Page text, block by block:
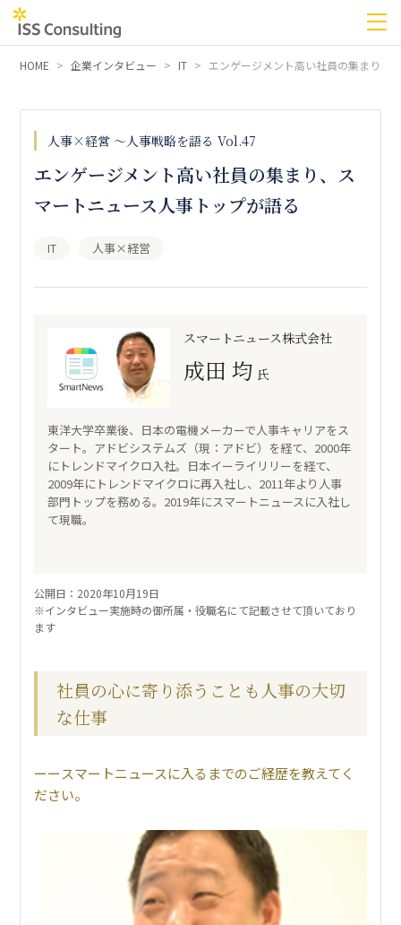
HOME 企業インタビュー IT エンゲージメント高い社員の集まり、
人事×経営 〜人事戦略を語る Vol.47
エンゲージメント高い社員の集まり、ス
マートニュース人事トップが語る
IT 人事×経営
スマートニュース株式会社
成田 均 氏
東洋大学卒業後、日本の電機メーカーで人事キャリアをス
タート。アドビシステムズ（現：アドビ）を経て、2000年
にトレンドマイクロ入社。日本イーライリリーを経て、
2009年にトレンドマイクロに再入社し、2011年より人事
部門トップを務める。2019年にスマートニュースに入社し
て現職。
公開日：2020年10月19日
※インタビュー実施時の御所属・役職名にて記載させて頂いており
ます
社員の心に寄り添うことも人事の大切
な仕事
スマートニュースに入るまでのご経歴を教えてく
ださい。